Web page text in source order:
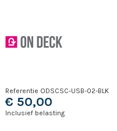
Referentie ODSCSC-USB-02-BLK
€ 50,00
Inclusief belasting